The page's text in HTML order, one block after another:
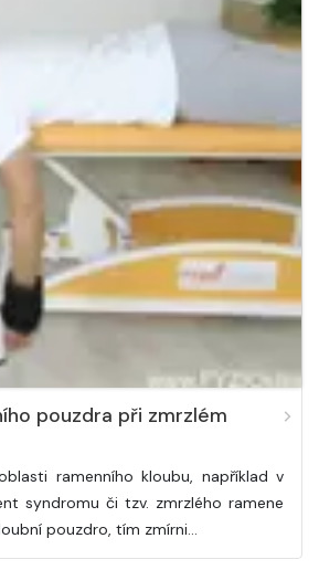
pouzdra při zmrzlém
ramenního kloubu, například v
syndromu či tzv. zmrzlého ramene
pouzdro, tím zmírni…